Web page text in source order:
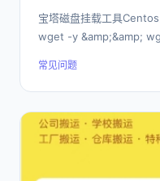
宝塔磁盘挂载工具
wget -y &amp;&amp;
常见问题